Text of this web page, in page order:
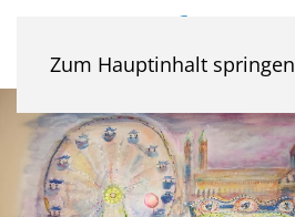
Zum Hauptinhalt springen